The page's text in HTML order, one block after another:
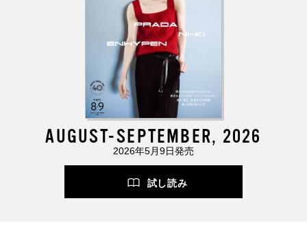
AUGUST-SEPTEMBER, 2026
2026年5月9日発売
試し読み